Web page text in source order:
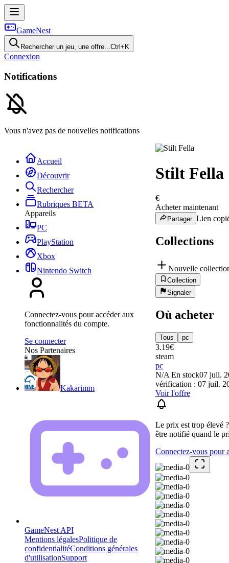
GameNest
Rechercher un jeu, une offre...Ctrl+K
Connexion
Notifications
Vous n'avez pas de nouvelles notifications
Accueil
Découvrir
Rechercher
Rubriques BETA
Appareils
PC
PlayStation
Xbox
Nintendo Switch
Connectez-vous pour accéder aux
fonctionnalités du compte.
Se connecter
Nos Partenaires
Kakarimm
GameNest API
Mentions légalesPolitique de
confidentialitéConditions générales
d'utilisationSupport
Stilt Fella
€
Acheter maintenant
Partager Lien
Collections
Nouvelle
Collection
Signaler
Où acheter
Tous pc
3.19€
steam
pc
N/A En stock07 juil.
vérification : 07 juil.
Voir l'offre
Le prix est trop élevé
être notifié quand le
Connectez-vous pour